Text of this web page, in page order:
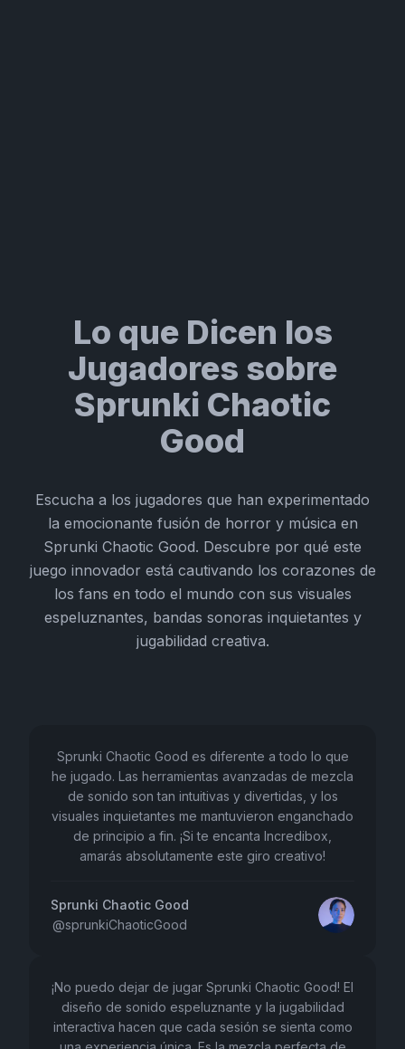
Lo que Dicen los
Jugadores sobre
Sprunki Chaotic
Good
Escucha a los jugadores que han experimentado
la emocionante fusión de horror y música en
Sprunki Chaotic Good. Descubre por qué este
juego innovador está cautivando los corazones de
los fans en todo el mundo con sus visuales
espeluznantes, bandas sonoras inquietantes y
jugabilidad creativa.
Sprunki Chaotic Good es diferente a todo lo que
he jugado. Las herramientas avanzadas de mezcla
de sonido son tan intuitivas y divertidas, y los
visuales inquietantes me mantuvieron enganchado
de principio a fin. ¡Si te encanta Incredibox,
amarás absolutamente este giro creativo!
Sprunki Chaotic Good
@sprunkiChaoticGood
¡No puedo dejar de jugar Sprunki Chaotic Good! El
diseño de sonido espeluznante y la jugabilidad
interactiva hacen que cada sesión se sienta como